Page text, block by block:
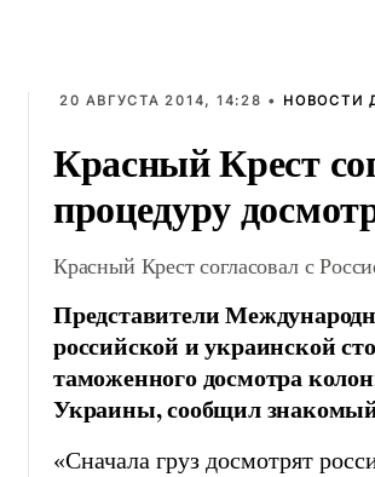
20 АВГУСТА 2014, 14:28 • НОВОСТИ
Красный Крест
процедуру
Красный Крест согласовал с
Представители
российской и украинской
таможенного досмотра
Украины, сообщил
«Сначала груз досмотрят